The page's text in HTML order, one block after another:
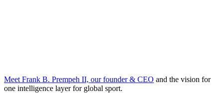
Meet Frank B. Prempeh II, our founder & CEO and the vision for
one intelligence layer for global sport.